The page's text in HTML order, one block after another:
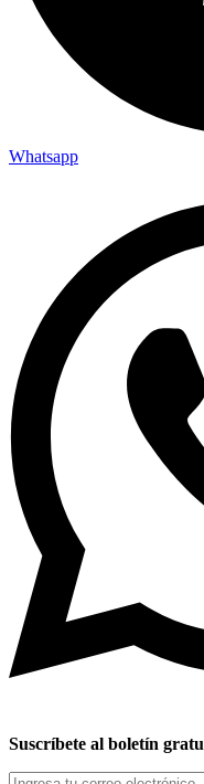
Whatsapp
Suscríbete al boletín